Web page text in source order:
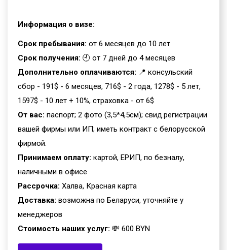
Информация о визе:
Срок пребывания: от 6 месяцев до 10 лет
Срок получения: 🕘 от 7 дней до 4 месяцев
Дополнительно оплачиваются: 📍 консульский
сбор - 191$ - 6 месяцев, 716$ - 2 года, 1278$ - 5 лет,
1597$ - 10 лет + 10%, страховка - от 6$
От вас: паспорт; 2 фото (3,5*4,5см); свид.регистрации
вашей фирмы или ИП; иметь контракт с белорусской
фирмой.
Принимаем оплату: картой, ЕРИП, по безналу,
наличными в офисе
Рассрочка: Халва, Красная карта
Доставка: возможна по Беларуси, уточняйте у
менеджеров
Стоимость наших услуг: 💸 600 BYN